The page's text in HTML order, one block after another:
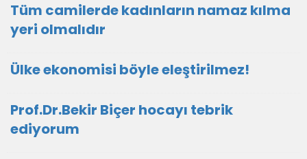
Tüm camilerde kadınların namaz kılma
yeri olmalıdır
Ülke ekonomisi böyle eleştirilmez!
Prof.Dr.Bekir Biçer hocayı tebrik
ediyorum